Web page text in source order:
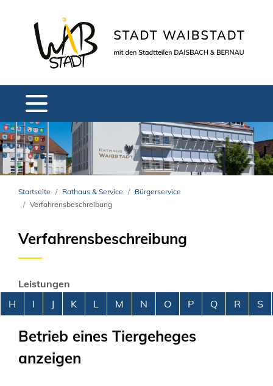
Startseite Rathaus & Service
Bürgerservice
Verfahrensbeschreibung
Verfahrensbeschreibung
Leistungen
Alphabetisches Register überspringen
H I J K L M N O P Q R S
Betrieb eines Tiergeheges
anzeigen